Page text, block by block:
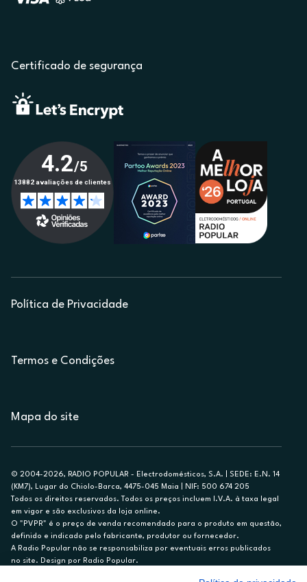
Certificado de segurança
Política de Privacidade
Termos e Condições
Mapa do site
© 2004-2026, RADIO POPULAR - Electrodomésticos, S.A. | SEDE: E.N. 14
(KM7), Lugar do Chiolo-Barca, 4475-045 Maia | NIF: 500 674 205
Todos os direitos reservados. Todos os preços incluem I.V.A. à taxa legal
em vigor e são exclusivos da loja online.
O "PVPR" é o preço de venda recomendado para o produto em questão,
definido e indicado pelo fabricante, produtor ou fornecedor.
A Radio Popular não se responsabiliza por eventuais erros publicados
no site. Design por Radio Popular.